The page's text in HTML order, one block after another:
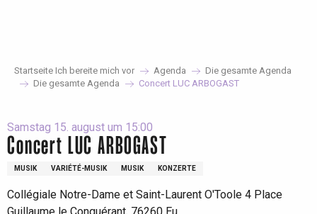
Startseite Ich bereite mich vor Agenda
Die gesamte Agenda
Die gesamte Agenda
Concert LUC ARBOGAST
Samstag 15. august um 15:00
Concert LUC ARBOGAST
MUSIK VARIÉTÉ-MUSIK MUSIK KONZERTE
Collégiale Notre-Dame et Saint-Laurent O'Toole 4 Place